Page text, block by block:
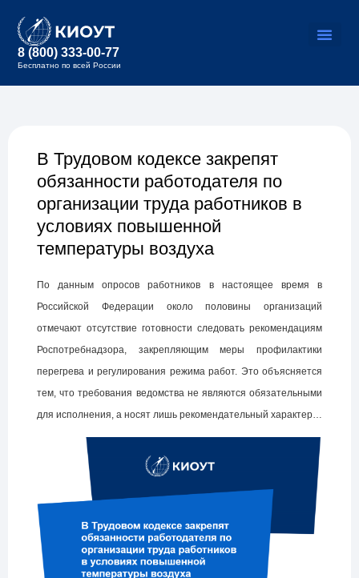
8 (800) 333-00-77
Бесплатно по всей России
В Трудовом кодексе закрепят
обязанности работодателя по
организации труда работников в
условиях повышенной
температуры воздуха
По данным опросов работников в настоящее время в
Российской Федерации около половины организаций
отмечают отсутствие готовности следовать рекомендациям
Роспотребнадзора, закрепляющим меры профилактики
перегрева и регулирования режима работ. Это объясняется
тем, что требования ведомства не являются обязательными
для исполнения, а носят лишь рекомендательный характер…